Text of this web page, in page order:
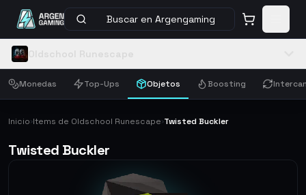
Buscar en Argengaming
Monedas Top-Ups Objetos Boosting
Inicio›Items de Oldschool Runescape›Twisted Buckler
Twisted Buckler